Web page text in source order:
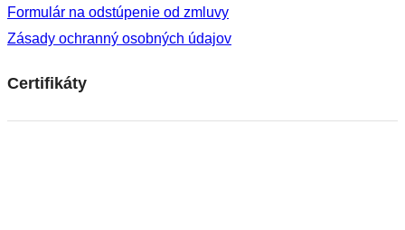
Formulár na odstúpenie od zmluvy
Zásady ochranný osobných údajov
Certifikáty